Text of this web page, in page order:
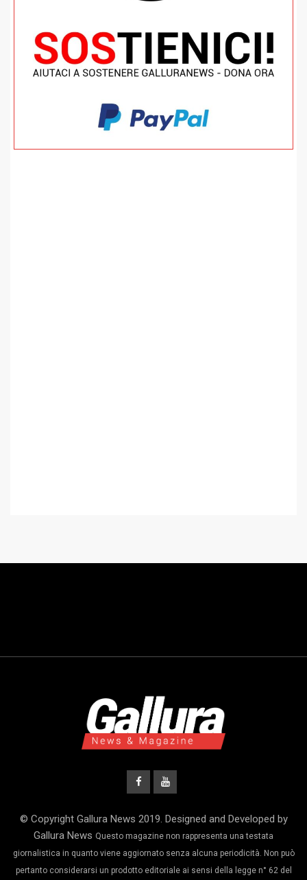
© Copyright Gallura News 2019. Designed and Developed by
Gallura News Questo magazine non rappresenta una testata
giornalistica in quanto viene aggiornato senza alcuna periodicità. Non può
pertanto considerarsi un prodotto editoriale ai sensi della legge n° 62 del